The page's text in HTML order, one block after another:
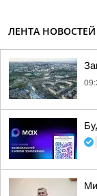
ЛЕНТА НОВОСТЕЙ